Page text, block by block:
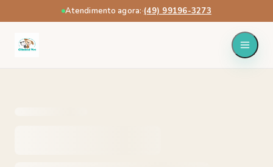
Atendimento agora:·(49) 99196-3273